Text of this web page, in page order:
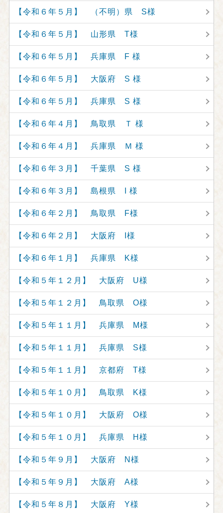
【令和６年５月】 （不明）県 S様
【令和６年５月】 山形県 T様
【令和６年５月】 兵庫県 F 様
【令和６年５月】 大阪府 S 様
【令和６年５月】 兵庫県 S 様
【令和６年４月】 鳥取県 Ｔ 様
【令和６年４月】 兵庫県 Ｍ 様
【令和６年３月】 千葉県 S 様
【令和６年３月】 島根県 I 様
【令和６年２月】 鳥取県 F様
【令和６年２月】 大阪府 I様
【令和６年１月】 兵庫県 K様
【令和５年１２月】 大阪府 U様
【令和５年１２月】 鳥取県 O様
【令和５年１１月】 兵庫県 M様
【令和５年１１月】 兵庫県 S様
【令和５年１１月】 京都府 T様
【令和５年１０月】 鳥取県 K様
【令和５年１０月】 大阪府 O様
【令和５年１０月】 兵庫県 H様
【令和５年９月】 大阪府 N様
【令和５年９月】 大阪府 A様
【令和５年８月】 大阪府 Y様